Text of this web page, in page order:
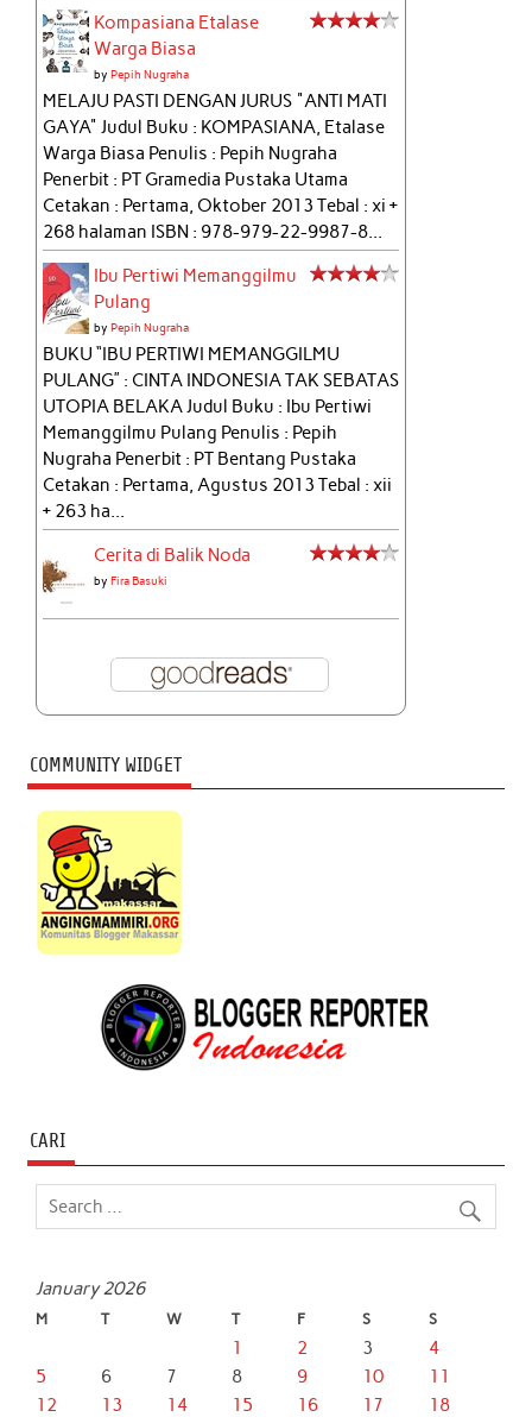
Kompasiana Etalase
Warga Biasa
byPepih Nugraha
MELAJU PASTI DENGAN JURUS "ANTI MATI
GAYA" Judul Buku : KOMPASIANA, Etalase
Warga Biasa Penulis : Pepih Nugraha
Penerbit : PT Gramedia Pustaka Utama
Cetakan : Pertama, Oktober 2013 Tebal : xi +
268 halaman ISBN : 978-979-22-9987-8...
Ibu Pertiwi Memanggilmu
Pulang
byPepih Nugraha
BUKU “IBU PERTIWI MEMANGGILMU
PULANG” : CINTA INDONESIA TAK SEBATAS
UTOPIA BELAKA Judul Buku : Ibu Pertiwi
Memanggilmu Pulang Penulis : Pepih
Nugraha Penerbit : PT Bentang Pustaka
Cetakan : Pertama, Agustus 2013 Tebal : xii
+ 263 ha...
Cerita di Balik Noda
byFira Basuki
COMMUNITY WIDGET
CARI
January 2026
M T W T F S S
1 2 3
4
5
6 7 8 9 10
11
12
13 14 15 16 17
18